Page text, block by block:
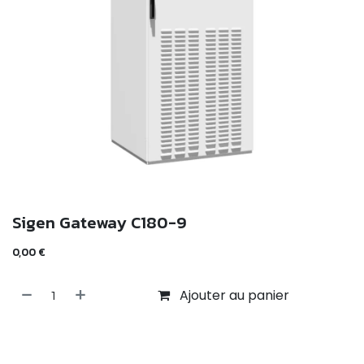
Sigen Gateway C180-9
0,00 €
Ajouter au panier